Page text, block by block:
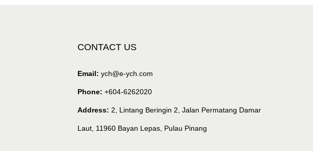
CONTACT US
Email: ych@e-ych.com
Phone: +604-6262020
Address: 2, Lintang Beringin 2, Jalan Permatang Damar
Laut, 11960 Bayan Lepas, Pulau Pinang